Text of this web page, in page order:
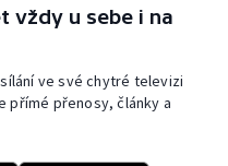
vždy u sebe i na
ve své chytré televizi
přímé přenosy, články a